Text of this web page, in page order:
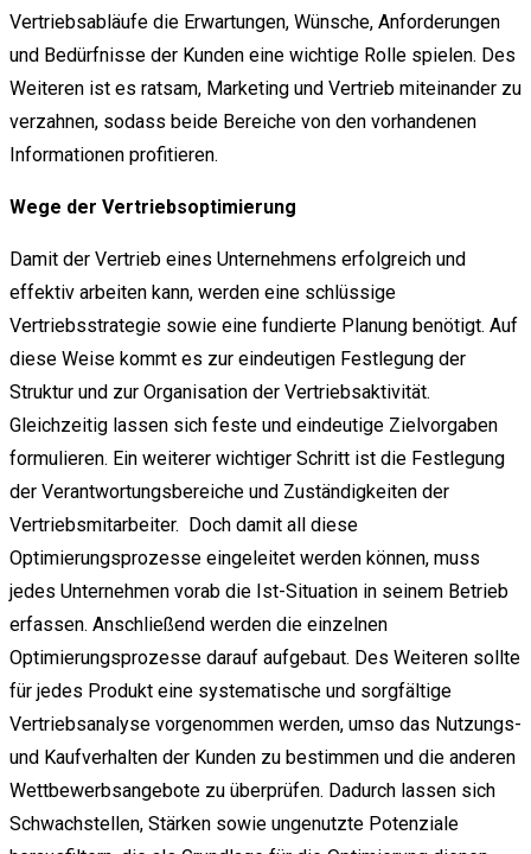
Vertriebsabläufe die Erwartungen, Wünsche, Anforderungen
und Bedürfnisse der Kunden eine wichtige Rolle spielen. Des
Weiteren ist es ratsam, Marketing und Vertrieb miteinander zu
verzahnen, sodass beide Bereiche von den vorhandenen
Informationen profitieren.
Wege der Vertriebsoptimierung
Damit der Vertrieb eines Unternehmens erfolgreich und
effektiv arbeiten kann, werden eine schlüssige
Vertriebsstrategie sowie eine fundierte Planung benötigt. Auf
diese Weise kommt es zur eindeutigen Festlegung der
Struktur und zur Organisation der Vertriebsaktivität.
Gleichzeitig lassen sich feste und eindeutige Zielvorgaben
formulieren. Ein weiterer wichtiger Schritt ist die Festlegung
der Verantwortungsbereiche und Zuständigkeiten der
Vertriebsmitarbeiter. Doch damit all diese
Optimierungsprozesse eingeleitet werden können, muss
jedes Unternehmen vorab die Ist-Situation in seinem Betrieb
erfassen. Anschließend werden die einzelnen
Optimierungsprozesse darauf aufgebaut. Des Weiteren sollte
für jedes Produkt eine systematische und sorgfältige
Vertriebsanalyse vorgenommen werden, umso das Nutzungs-
und Kaufverhalten der Kunden zu bestimmen und die anderen
Wettbewerbsangebote zu überprüfen. Dadurch lassen sich
Schwachstellen, Stärken sowie ungenutzte Potenziale